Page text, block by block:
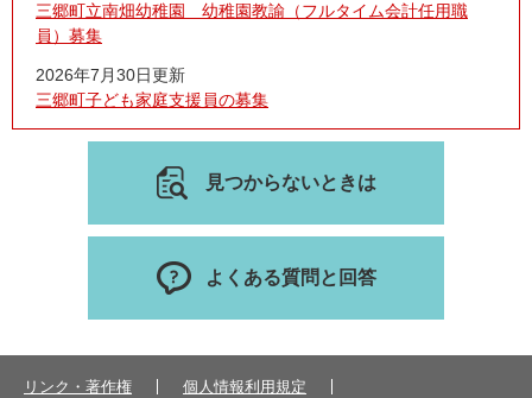
三郷町立南畑幼稚園 幼稚園教諭（フルタイム会計任用職
員）募集
2026年7月30日更新
三郷町子ども家庭支援員の募集
見つからないときは
よくある質問と回答
リンク・著作権
個人情報利用規定